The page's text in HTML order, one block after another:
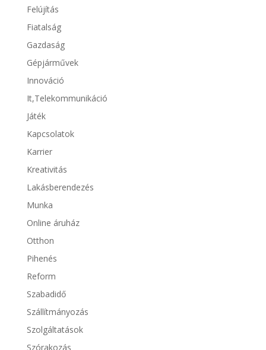
Felújítás
Fiatalság
Gazdaság
Gépjárművek
Innováció
It,Telekommunikáció
Játék
Kapcsolatok
Karrier
Kreativitás
Lakásberendezés
Munka
Online áruház
Otthon
Pihenés
Reform
Szabadidő
Szállítmányozás
Szolgáltatások
Szórakozás